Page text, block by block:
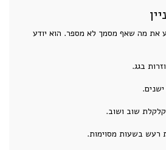
את מה שאף מסמך לא מספר. הוא יודע
בגג.
שוב ושוב.
רעש בשעות מסוימות.